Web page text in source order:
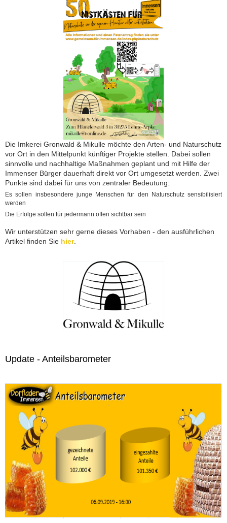
Die Imkerei Gronwald & Mikulle möchte den Arten- und Naturschutz
vor Ort in den Mittelpunkt künftiger Projekte stellen. Dabei sollen
sinnvolle und nachhaltige Maßnahmen geplant und mit Hilfe der
Immenser Bürger dauerhaft direkt vor Ort umgesetzt werden. Zwei
Punkte sind dabei für uns von zentraler Bedeutung:
Es sollen insbesondere junge Menschen für den Naturschutz sensibilisiert
werden
Die Erfolge sollen für jedermann offen sichtbar sein
Wir unterstützen sehr gerne dieses Vorhaben - den ausführlichen
Artikel finden Sie hier.
Update - Anteilsbarometer